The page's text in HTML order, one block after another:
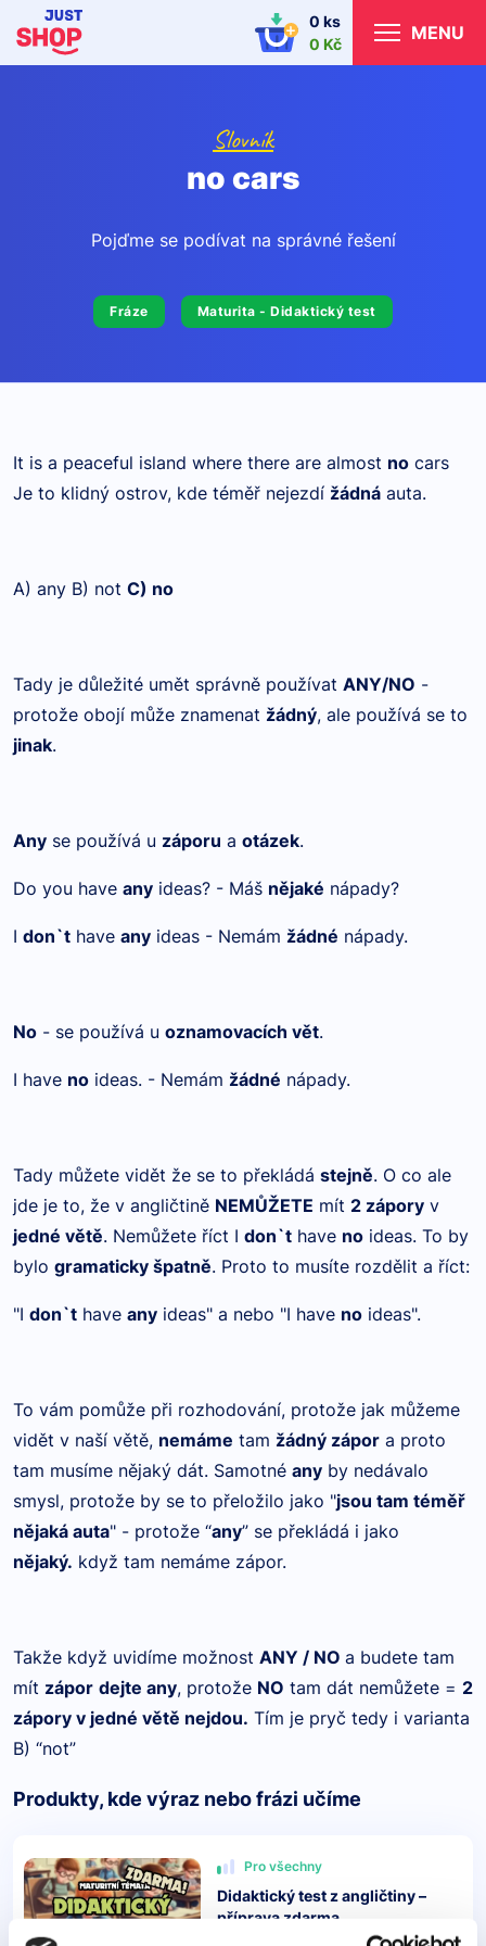
0 ks
0 Kč
MENU
Slovník
no cars
Pojďme se podívat na správné řešení
Fráze Maturita - Didaktický test
It is a peaceful island where there are almost no cars
Je to klidný ostrov, kde téměř nejezdí žádná auta.
A) any B) not C) no
Tady je důležité umět správně používat ANY/NO -
protože obojí může znamenat žádný, ale používá se to
jinak.
Any se používá u záporu a otázek.
Do you have any ideas? - Máš nějaké nápady?
I don`t have any ideas - Nemám žádné nápady.
No - se používá u oznamovacích vět.
I have no ideas. - Nemám žádné nápady.
Tady můžete vidět že se to překládá stejně. O co ale
jde je to, že v angličtině NEMŮŽETE mít 2 zápory v
jedné větě. Nemůžete říct I don`t have no ideas. To by
bylo gramaticky špatně. Proto to musíte rozdělit a říct:
"I don`t have any ideas" a nebo "I have no ideas".
To vám pomůže při rozhodování, protože jak můžeme
vidět v naší větě, nemáme tam žádný zápor a proto
tam musíme nějaký dát. Samotné any by nedávalo
smysl, protože by se to přeložilo jako "jsou tam téměř
nějaká auta" - protože “any” se překládá i jako
nějaký. když tam nemáme zápor.
Takže když uvidíme možnost ANY / NO a budete tam
mít zápor dejte any, protože NO tam dát nemůžete = 2
zápory v jedné větě nejdou. Tím je pryč tedy i varianta
B) “not”
Produkty, kde výraz nebo frázi učíme
Pro všechny
Didaktický test z angličtiny –
příprava zdarma